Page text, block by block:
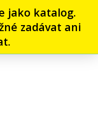
jako katalog.
zadávat ani